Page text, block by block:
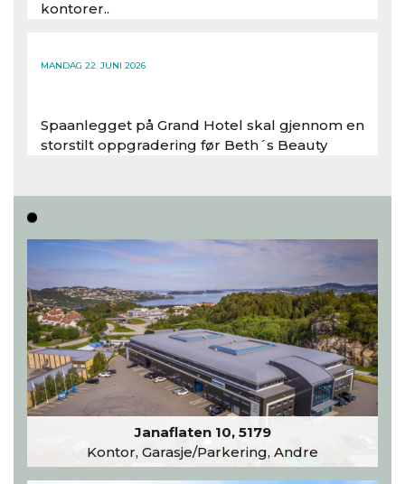
kontorer..
MANDAG 22. JUNI 2026
Spaanlegget på Grand Hotel skal gjennom en
storstilt oppgradering før Beth´s Beauty
Les hele artikkelen
Janaflaten 10, 5179
Kontor, Garasje/Parkering, Andre